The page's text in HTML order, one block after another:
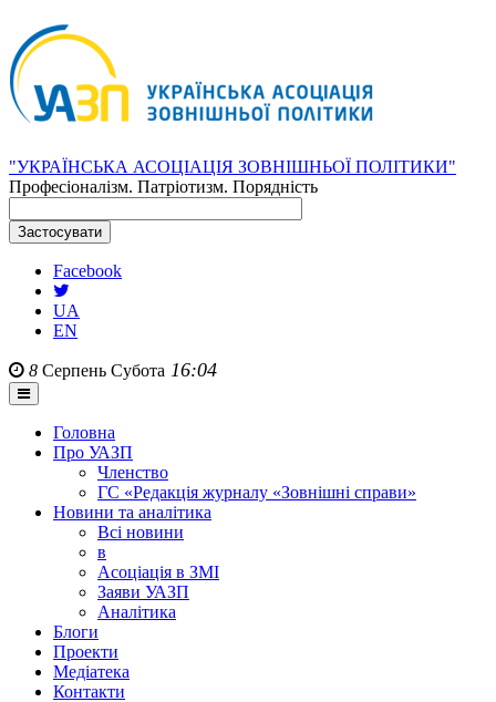
"УКРАЇНСЬКА АСОЦІАЦІЯ ЗОВНІШНЬОЇ ПОЛІТИКИ"
Професіоналізм. Патріотизм. Порядність
Facebook
UA
EN
8 Серпень Субота 16:04
Головна
Про УАЗП
Членство
ГС «Редакція журналу «Зовнішні справи»
Новини та аналітика
Всі новини
в
Асоціація в ЗМІ
Заяви УАЗП
Аналітика
Блоги
Проекти
Медіатека
Контакти